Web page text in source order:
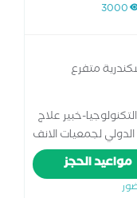
3000
متفرع
خبير علاج
الدولي لجمعيات الانف
المصرية- عضو
مواعيد الحجز